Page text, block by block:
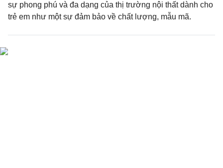
sự phong phú và đa dạng của thị trường nội thất dành cho
trẻ em như một sự đảm bảo về chất lượng, mẫu mã.